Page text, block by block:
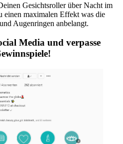
Gesichtsroller über Nacht im
einen maximalen Effekt was die
Augenringen anbelangt.
Media und verpasse